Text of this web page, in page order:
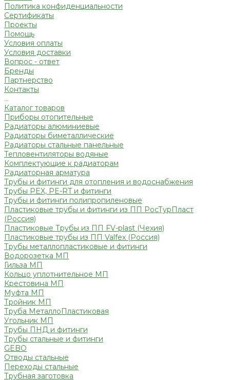
Политика конфиденциальности
Сертификаты
Проекты
Помощь
Условия оплаты
Условия доставки
Вопрос - ответ
Бренды
Партнерство
Контакты
...
Каталог товаров
Приборы отопительные
Радиаторы алюминиевые
Радиаторы биметаллические
Радиаторы стальные панельные
Тепловентиляторы водяные
Комплектующие к радиаторам
Радиаторная арматура
Трубы и фитинги для отопления и водоснабжения
Трубы PEX, PE-RT и фитинги
Трубы и фитинги полипропиленовые
Пластиковые трубы и фитинги из ПП РосТурПласт
(Россия)
Пластиковые Трубы из ПП FV-plast (Чехия)
Пластиковые трубы из ПП Valfex (Россия)
Трубы металлопластиковые и фитинги
Водорозетка МП
Гильза МП
Кольцо уплотнительное МП
Крестовина МП
Муфта МП
Тройник МП
Труба МеталлоПластиковая
Угольник МП
Трубы ПНД и фитинги
Трубы стальные и фитинги
GEBO
Отводы стальные
Переходы стальные
Трубная заготовка